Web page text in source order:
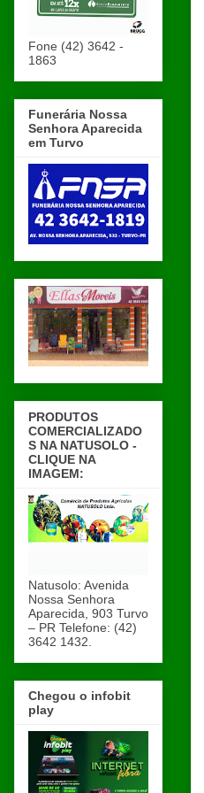
Fone (42) 3642 -
1863
Funerária Nossa
Senhora Aparecida
em Turvo
PRODUTOS
COMERCIALIZADO
S NA NATUSOLO -
CLIQUE NA
IMAGEM:
Natusolo: Avenida
Nossa Senhora
Aparecida, 903 Turvo
– PR Telefone: (42)
3642 1432.
Chegou o infobit
play